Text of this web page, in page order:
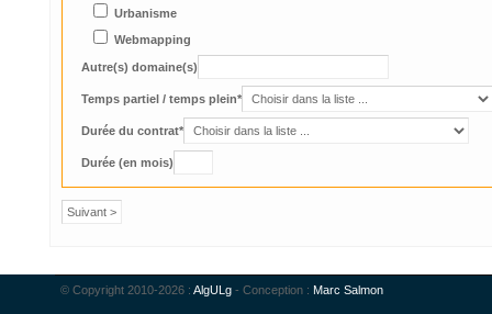
Urbanisme
Webmapping
Autre(s) domaine(s)
Temps partiel / temps plein*
Durée du contrat*
Durée (en mois)
© Copyright 2010-2026 : AlgULg - Conception : Marc Salmon